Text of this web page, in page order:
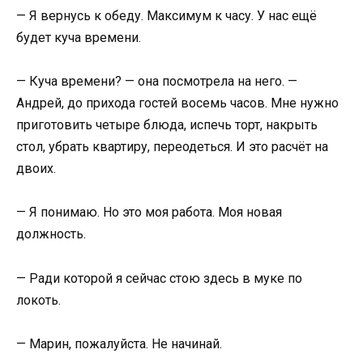
— Я вернусь к обеду. Максимум к часу. У нас ещё
будет куча времени.
— Куча времени? — она посмотрела на него. —
Андрей, до прихода гостей восемь часов. Мне нужно
приготовить четыре блюда, испечь торт, накрыть
стол, убрать квартиру, переодеться. И это расчёт на
двоих.
— Я понимаю. Но это моя работа. Моя новая
должность.
— Ради которой я сейчас стою здесь в муке по
локоть.
— Марин, пожалуйста. Не начинай.